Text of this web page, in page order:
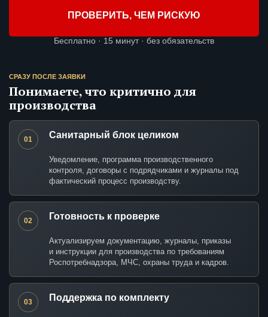
ПРОВЕРИТЬ, ЧЕМ РИСКУЮ
Бесплатно · 15 минут · без обязательств
СРАЗУ ПОСЛЕ ЗАЯВКИ
Понимаете, что критично для
производства
01 Санитарный блок целиком
Уведомление, программа производственного
контроля, договоры с подрядчиками и журналы под
фактический процесс производству.
02 Готовность к проверке
Актуализируем документацию, журналы, приказы
и инструкции для производства по требованиям
Роспотребнадзора, МЧС, охраны труда и кадров.
03 Поддержка по комплекту